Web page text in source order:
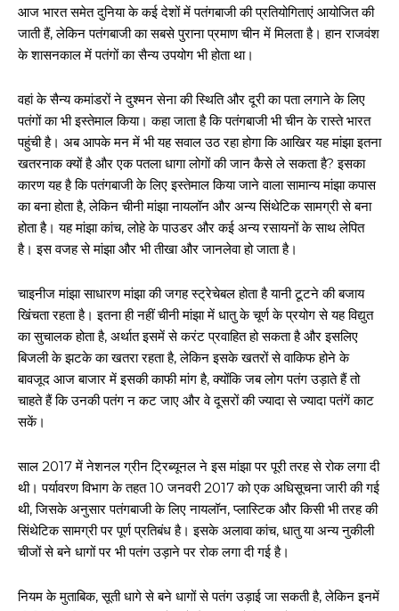
आज भारत समेत दुनिया के कई देशों में पतंगबाजी की प्रतियोगिताएं आयोजित की
जाती हैं, लेकिन पतंगबाजी का सबसे पुराना प्रमाण चीन में मिलता है। हान राजवंश
के शासनकाल में पतंगों का सैन्य उपयोग भी होता था।
वहां के सैन्य कमांडरों ने दुश्मन सेना की स्थिति और दूरी का पता लगाने के लिए
पतंगों का भी इस्तेमाल किया। कहा जाता है कि पतंगबाजी भी चीन के रास्ते भारत
पहुंची है। अब आपके मन में भी यह सवाल उठ रहा होगा कि आखिर यह मांझा इतना
खतरनाक क्यों है और एक पतला धागा लोगों की जान कैसे ले सकता है? इसका
कारण यह है कि पतंगबाजी के लिए इस्तेमाल किया जाने वाला सामान्य मांझा कपास
का बना होता है, लेकिन चीनी मांझा नायलॉन और अन्य सिंथेटिक सामग्री से बना
होता है। यह मांझा कांच, लोहे के पाउडर और कई अन्य रसायनों के साथ लेपित
है। इस वजह से मांझा और भी तीखा और जानलेवा हो जाता है।
चाइनीज मांझा साधारण मांझा की जगह स्ट्रेचेबल होता है यानी टूटने की बजाय
खिंचता रहता है। इतना ही नहीं चीनी मांझा में धातु के चूर्ण के प्रयोग से यह विद्युत
का सुचालक होता है, अर्थात इसमें से करंट प्रवाहित हो सकता है और इसलिए
बिजली के झटके का खतरा रहता है, लेकिन इसके खतरों से वाकिफ होने के
बावजूद आज बाजार में इसकी काफी मांग है, क्योंकि जब लोग पतंग उड़ाते हैं तो
चाहते हैं कि उनकी पतंग न कट जाए और वे दूसरों की ज्यादा से ज्यादा पतंगें काट
सकें।
साल 2017 में नेशनल ग्रीन ट्रिब्यूनल ने इस मांझा पर पूरी तरह से रोक लगा दी
थी। पर्यावरण विभाग के तहत 10 जनवरी 2017 को एक अधिसूचना जारी की गई
थी, जिसके अनुसार पतंगबाजी के लिए नायलॉन, प्लास्टिक और किसी भी तरह की
सिंथेटिक सामग्री पर पूर्ण प्रतिबंध है। इसके अलावा कांच, धातु या अन्य नुकीली
चीजों से बने धागों पर भी पतंग उड़ाने पर रोक लगा दी गई है।
नियम के मुताबिक, सूती धागे से बने धागों से पतंग उड़ाई जा सकती है, लेकिन इनमें